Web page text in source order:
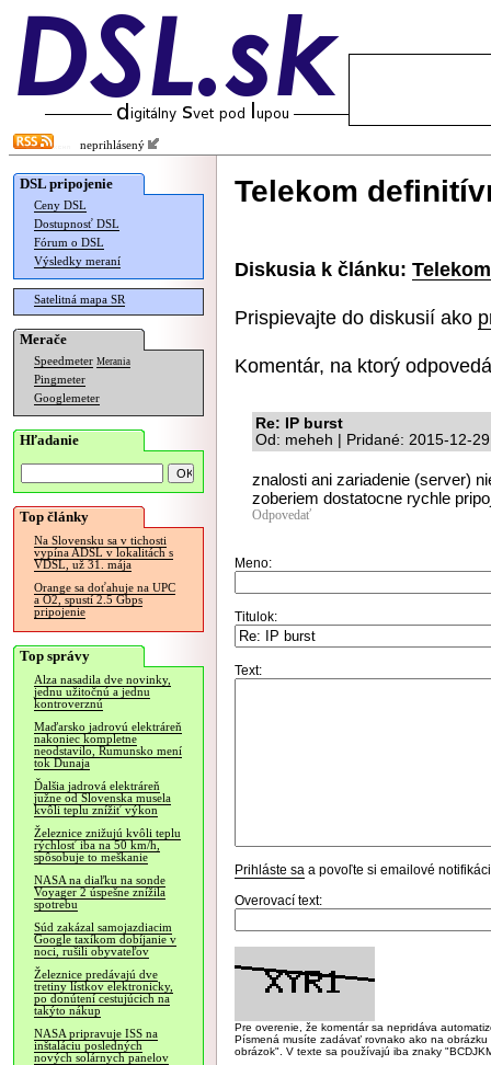
neprihlásený
DSL pripojenie
Ceny DSL
Dostupnosť DSL
Fórum o DSL
Výsledky meraní
Satelitná mapa SR
Merače
Speedmeter Merania
Pingmeter
Googlemeter
Hľadanie
Top články
Na Slovensku sa v tichosti
vypína ADSL v lokalitách s
VDSL, už 31. mája
Orange sa doťahuje na UPC
a O2, spustí 2.5 Gbps
pripojenie
Top správy
Alza nasadila dve novinky,
jednu užitočnú a jednu
kontroverznú
Maďarsko jadrovú elektráreň
nakoniec kompletne
neodstavilo, Rumunsko mení
tok Dunaja
Ďalšia jadrová elektráreň
južne od Slovenska musela
kvôli teplu znížiť výkon
Železnice znižujú kvôli teplu
rýchlosť iba na 50 km/h,
spôsobuje to meškanie
NASA na diaľku na sonde
Voyager 2 úspešne znížila
spotrebu
Súd zakázal samojazdiacim
Google taxíkom dobíjanie v
noci, rušili obyvateľov
Železnice predávajú dve
tretiny lístkov elektronicky,
po donútení cestujúcich na
takýto nákup
NASA pripravuje ISS na
inštaláciu posledných
nových solárnych panelov
Telekom
Diskusia k článku:
Prispievajte do diskusií ako
Komentár, na ktorý
Re: IP burst
Od: meheh | Pridané: 2015-12-
znalosti ani zariadenie (server)
zoberiem dostatocne rychle
Odpovedať
Meno:
Titulok:
Text:
Prihláste sa a povoľte si emailové
Overovací text:
Pre overenie, že komentár sa nepridáva
Písmená musíte zadávať rovnako ako na
obrázok". V texte sa používajú iba znaky